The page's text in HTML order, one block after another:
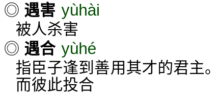
◎ 遇害 yùhài
被人杀害
◎ 遇合 yùhé
指臣子逢到善用其才的君主
而彼此投合